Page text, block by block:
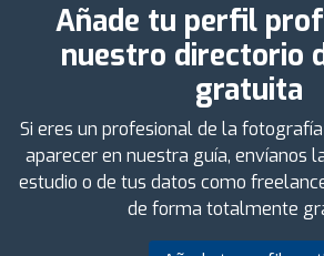
Añade tu perfil
nuestro directorio
gratuita
Si eres un profesional de la
aparecer en nuestra guía, envíanos
estudio o de tus datos como
de forma totalmente